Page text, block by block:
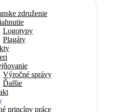
združenie
Logotypy
Plagáty
Výročné správy
Ďalšie
princípy práce